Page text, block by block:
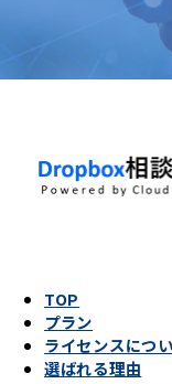
TOP
プラン
ライセンスにつ
選ばれる理由